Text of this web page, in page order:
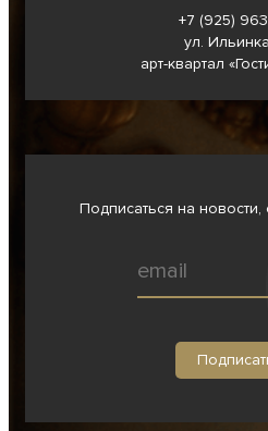
+7 (925)
ул.
арт-квартал
Подписаться на